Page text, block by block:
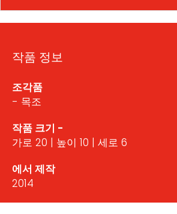
작품 정보
조각품
- 목조
작품 크기 -
가로 20 | 높이 10 | 세로 6
에서 제작
2014